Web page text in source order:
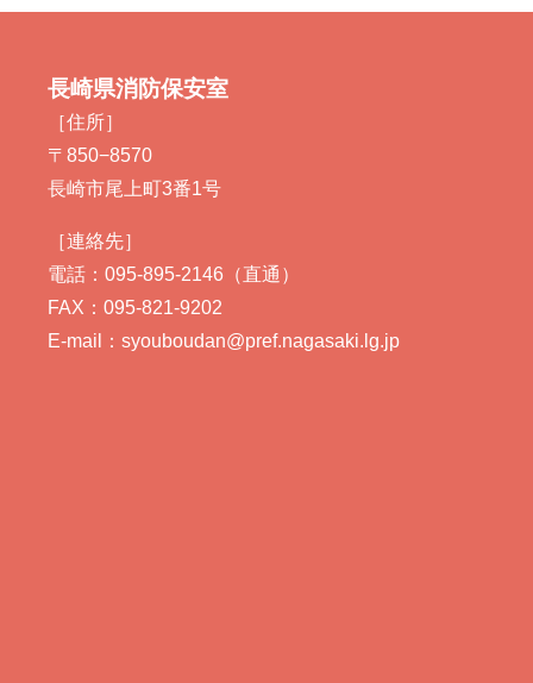
長崎県消防保安室
［住所］
〒850−8570
長崎市尾上町3番1号
［連絡先］
電話：095-895-2146（直通）
FAX：095-821-9202
E-mail：syouboudan@pref.nagasaki.lg.jp